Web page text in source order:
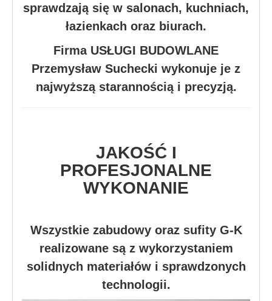
sprawdzają się w salonach, kuchniach,
łazienkach oraz biurach.
Firma USŁUGI BUDOWLANE
Przemysław Suchecki wykonuje je z
najwyższą starannością i precyzją.
JAKOŚĆ I
PROFESJONALNE
WYKONANIE
Wszystkie zabudowy oraz sufity G-K
realizowane są z wykorzystaniem
solidnych materiałów i sprawdzonych
technologii.